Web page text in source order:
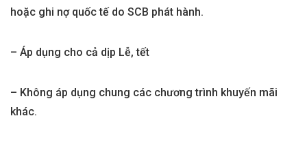
hoặc ghi nợ quốc tế do SCB phát hành.
– Áp dụng cho cả dịp Lễ, tết
– Không áp dụng chung các chương trình khuyến mãi
khác.